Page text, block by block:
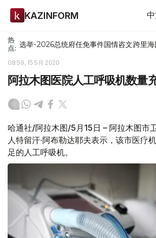
KAZINFORM
热
点: 选举-2026总统府任免事件国情咨文跨里
08:59, 15 5月 2020
阿拉木图医院人工呼吸机数量
哈通社/阿拉木图/5月15日 – 阿拉木图市
人特留汗·阿布勒达耶夫表示，该市医疗
足的人工呼吸机。